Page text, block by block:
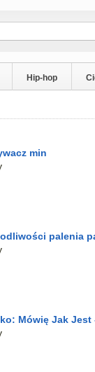
Hip-hop
min
palenia
Mówię Jak